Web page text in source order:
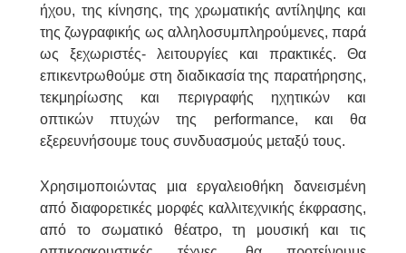
ήχου, της κίνησης, της χρωματικής αντίληψης και
της ζωγραφικής ως αλληλοσυμπληρούμενες, παρά
ως ξεχωριστές- λειτουργίες και πρακτικές. Θα
επικεντρωθούμε στη διαδικασία της παρατήρησης,
τεκμηρίωσης και περιγραφής ηχητικών και
οπτικών πτυχών της performance, και θα
εξερευνήσουμε τους συνδυασμούς μεταξύ τους.
Χρησιμοποιώντας μια εργαλειοθήκη δανεισμένη
από διαφορετικές μορφές καλλιτεχνικής έκφρασης,
από το σωματικό θέατρο, τη μουσική και τις